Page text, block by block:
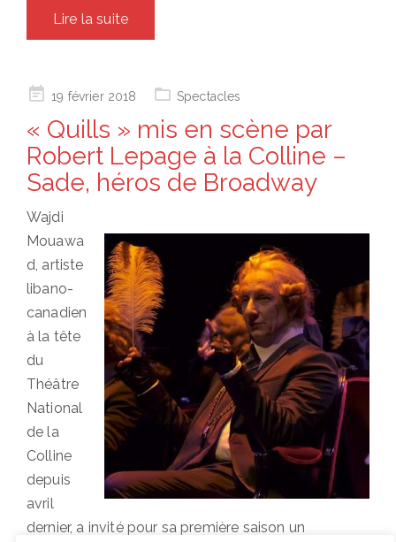
Lire la suite
Posted19 février 2018 Spectacles
« Quills » mis en scène par
Robert Lepage à la Colline –
Sade, héros de Broadway
Wajdi
Mouawa
d, artiste
libano-
canadien
à la tête
du
Théâtre
National
de la
Colline
depuis
avril
dernier, a invité pour sa première saison un